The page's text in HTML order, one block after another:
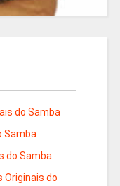
do Samba
Samba
do Samba
Originais do